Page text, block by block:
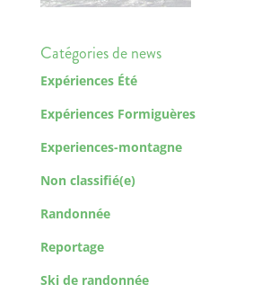
Catégories de news
Expériences Été
Expériences Formiguères
Experiences-montagne
Non classifié(e)
Randonnée
Reportage
Ski de randonnée